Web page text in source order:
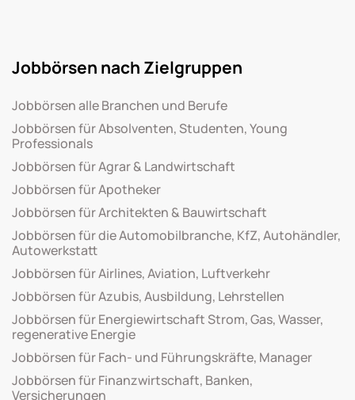
Jobbörsen nach Zielgruppen
Jobbörsen alle Branchen und Berufe
Jobbörsen für Absolventen, Studenten, Young
Professionals
Jobbörsen für Agrar & Landwirtschaft
Jobbörsen für Apotheker
Jobbörsen für Architekten & Bauwirtschaft
Jobbörsen für die Automobilbranche, KfZ, Autohändler,
Autowerkstatt
Jobbörsen für Airlines, Aviation, Luftverkehr
Jobbörsen für Azubis, Ausbildung, Lehrstellen
Jobbörsen für Energiewirtschaft Strom, Gas, Wasser,
regenerative Energie
Jobbörsen für Fach- und Führungskräfte, Manager
Jobbörsen für Finanzwirtschaft, Banken,
Versicherungen